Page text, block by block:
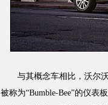
与其概念车相比，沃尔沃
被称为“Bumble-Bee”的仪表